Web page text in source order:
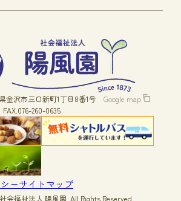
金沢市三口新町1丁目8番1号
Google map
FAX.076-260-0635
ーサイトマップ
会福祉法人 陽風園, All Rights Reserved.